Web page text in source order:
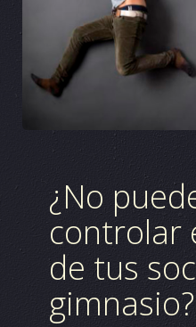
¿No
controlar
de tus
gimnasio?